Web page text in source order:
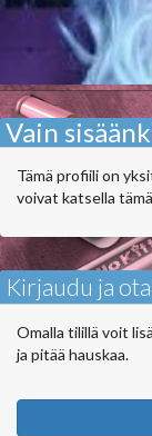
Vain
Tämä profiili on
voivat katsella
Kirjaudu ja
Omalla tilillä voit
ja pitää hauskaa.